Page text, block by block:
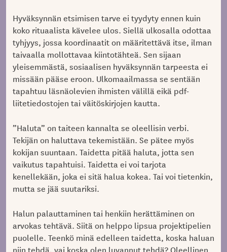
Hyväksynnän etsimisen tarve ei tyydyty ennen kuin
koko rituaalista kävelee ulos. Siellä ulkosalla odottaa
tyhjyys, jossa koordinaatit on määritettävä itse, ilman
taivaalla mollottavaa kiintotähteä. Sen sijaan
yleisemmästä, sosiaalisen hyväksynnän tarpeesta ei
missään pääse eroon. Ulkomaailmassa se sentään
tapahtuu läsnäolevien ihmisten välillä eikä pdf-
liitetiedostojen tai väitöskirjojen kautta.
”Haluta” on taiteen kannalta se oleellisin verbi.
Tekijän on haluttava tekemistään. Se pätee myös
kokijan suuntaan. Taidetta pitää haluta, jotta sen
vaikutus tapahtuisi. Taidetta ei voi tarjota
kenellekään, joka ei sitä halua kokea. Tai voi tietenkin,
mutta se jää suutariksi.
Halun palauttaminen tai henkiin herättäminen on
arvokas tehtävä. Siitä on helppo lipsua projektipelien
puolelle. Teenkö minä edelleen taidetta, koska haluan